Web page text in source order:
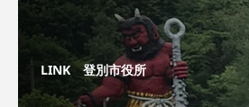
LINK 登別市役所